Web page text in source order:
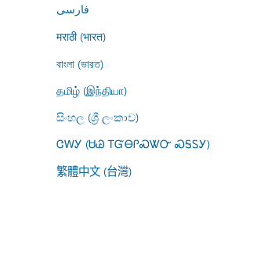
فارسى
मराठी (भारत)
বাংলা (ভারত)
தமிழ் (இந்தியா)
සිංහල (ශ්‍රී ලංකාව)
ᏣᎳᎩ (ᏌᏊ ᎢᏳᎾᎵᏍᏔᏅ ᏍᎦᏚᎩ)
繁體中文 (台灣)